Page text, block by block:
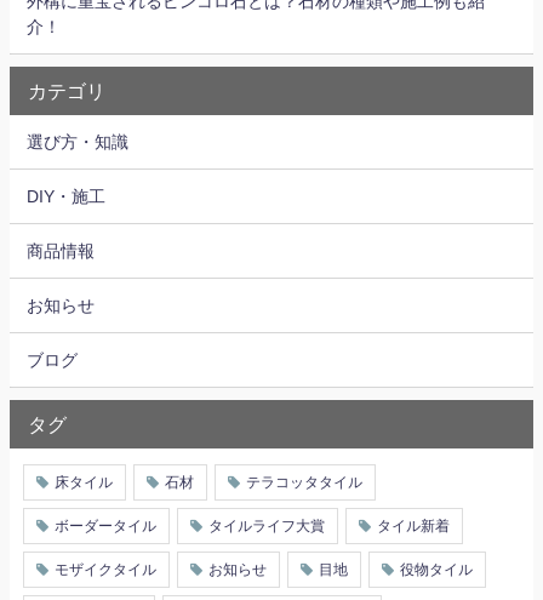
介！
カテゴリ
選び方・知識
DIY・施工
商品情報
お知らせ
ブログ
タグ
床タイル 石材 テラコッタタイル
ボーダータイル タイルライフ大賞 タイル新着
モザイクタイル お知らせ 目地 役物タイル